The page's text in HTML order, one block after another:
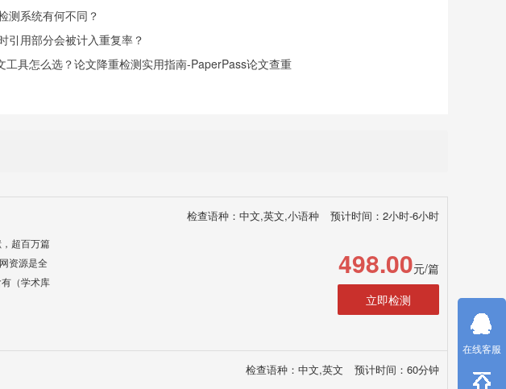
测系统有何不同？
引用部分会被计入重复率？
工具怎么选？论文降重检测实用指南-PaperPass论文查重
检查语种：中文,英文,小语种 预计时间：2小时-6小时
超百万篇
资源是全
（学术库
498.00元/篇
立即检测
检查语种：中文,英文 预计时间：60分钟
在线客服